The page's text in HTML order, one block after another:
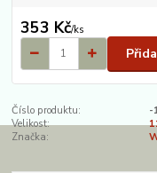
353 Kč/ks
Číslo produktu:
-
Velikost:
Značka: